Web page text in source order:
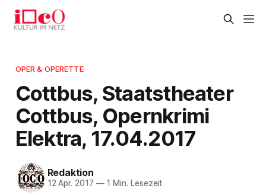
OPER & OPERETTE
Cottbus, Staatstheater
Cottbus, Opernkrimi
Elektra, 17.04.2017
Redaktion
12 Apr. 2017 —1 Min. Lesezeit